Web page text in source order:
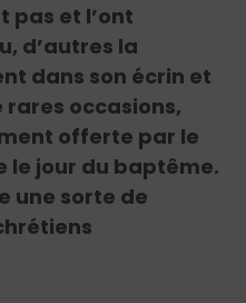
pas et l’ont
d’autres la
dans son écrin et
rares occasions,
offerte par le
le jour du baptême.
une sorte de